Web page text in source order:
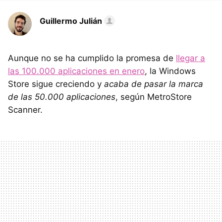
Guillermo Julián
Aunque no se ha cumplido la promesa de llegar a
las 100.000 aplicaciones en enero, la Windows
Store sigue creciendo y acaba de pasar la marca
de las 50.000 aplicaciones, según MetroStore
Scanner.